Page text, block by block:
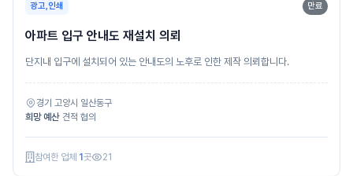
광고,인쇄 만료
아파트 입구 안내도 재설치 의뢰
단지내 입구에 설치되어 있는 안내도의 노후로 인한 제작 의뢰합니다.
경기 고양시 일산동구
희망 예산 견적 협의
참여한 업체 1 곳 21